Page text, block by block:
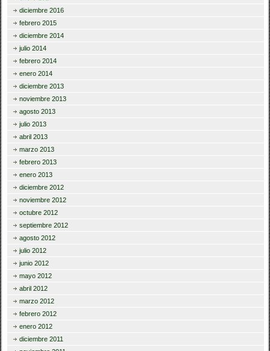
diciembre 2016
febrero 2015
diciembre 2014
julio 2014
febrero 2014
enero 2014
diciembre 2013
noviembre 2013
agosto 2013
julio 2013
abril 2013
marzo 2013
febrero 2013
enero 2013
diciembre 2012
noviembre 2012
octubre 2012
septiembre 2012
agosto 2012
julio 2012
junio 2012
mayo 2012
abril 2012
marzo 2012
febrero 2012
enero 2012
diciembre 2011